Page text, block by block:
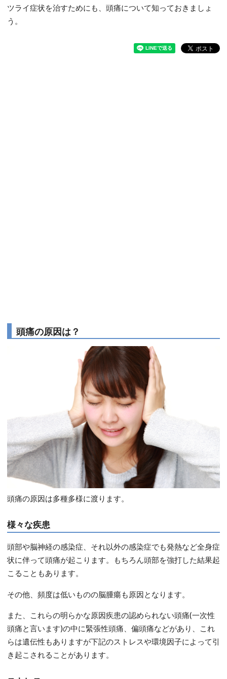
ツライ症状を治すためにも、頭痛について知っておきましょ
う。
頭痛の原因は？
頭痛の原因は多種多様に渡ります。
様々な疾患
頭部や脳神経の感染症、それ以外の感染症でも発熱など全身症
状に伴って頭痛が起こります。もちろん頭部を強打した結果起
こることもあります。
その他、頻度は低いものの脳腫瘍も原因となります。
また、これらの明らかな原因疾患の認められない頭痛(一次性
頭痛と言います)の中に緊張性頭痛、偏頭痛などがあり、これ
らは遺伝性もありますが下記のストレスや環境因子によって引
き起こされることがあります。